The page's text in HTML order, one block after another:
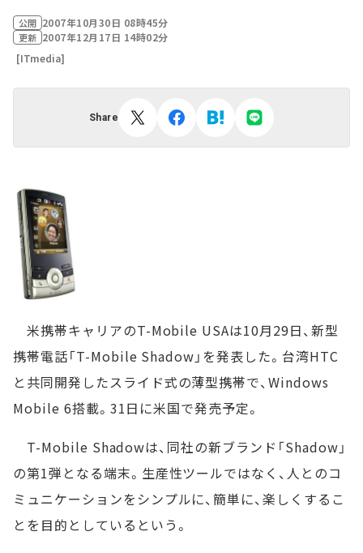
公開 2007年10月30日 08時45分
更新 2007年12月17日 14時02分
[ITmedia]
Share
米携帯キャリアのT-Mobile USAは10月29日、新型
携帯電話「T-Mobile Shadow」を発表した。台湾HTC
と共同開発したスライド式の薄型携帯で、Windows
Mobile 6搭載。31日に米国で発売予定。
T-Mobile Shadowは、同社の新ブランド「Shadow」
の第1弾となる端末。生産性ツールではなく、人とのコ
ミュニケーションをシンプルに、簡単に、楽しくするこ
とを目的としているという。